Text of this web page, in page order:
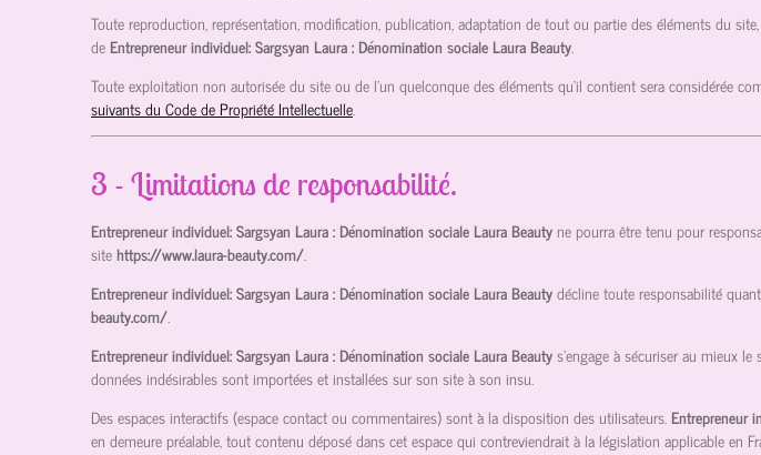
Toute reproduction, représentation, modification, publication, adaptation de tout ou partie des éléments du
de Entrepreneur individuel: Sargsyan Laura : Dénomination sociale Laura Beauty.
Toute exploitation non autorisée du site ou de l’un quelconque des éléments qu’il contient sera considérée
suivants du Code de Propriété Intellectuelle.
3 - Limitations de responsabilité.
Entrepreneur individuel: Sargsyan Laura : Dénomination sociale Laura Beautyne pourra être tenu pour
sitehttps://www.laura-beauty.com/.
Entrepreneur individuel: Sargsyan Laura : Dénomination sociale Laura Beautydécline toute responsabilité
beauty.com/.
Entrepreneur individuel: Sargsyan Laura : Dénomination sociale Laura Beautys’engage à sécuriser au mieux le
données indésirables sont importées et installées sur son site à son insu.
Des espaces interactifs (espace contact ou commentaires) sont à la disposition des utilisateurs. Entrepreneur
en demeure préalable, tout contenu déposé dans cet espace qui contreviendrait à la législation applicable en